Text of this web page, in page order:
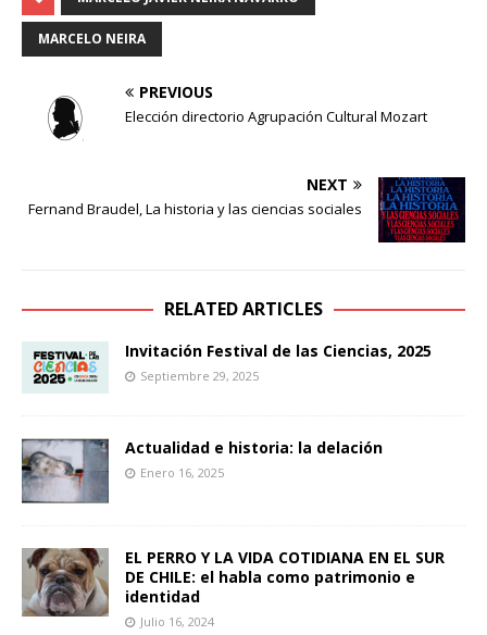
MARCELO NEIRA
PREVIOUS
Elección directorio Agrupación Cultural Mozart
NEXT
Fernand Braudel, La historia y las ciencias sociales
RELATED ARTICLES
Invitación Festival de las Ciencias, 2025
Septiembre 29, 2025
Actualidad e historia: la delación
Enero 16, 2025
EL PERRO Y LA VIDA COTIDIANA EN EL SUR
DE CHILE: el habla como patrimonio e
identidad
Julio 16, 2024